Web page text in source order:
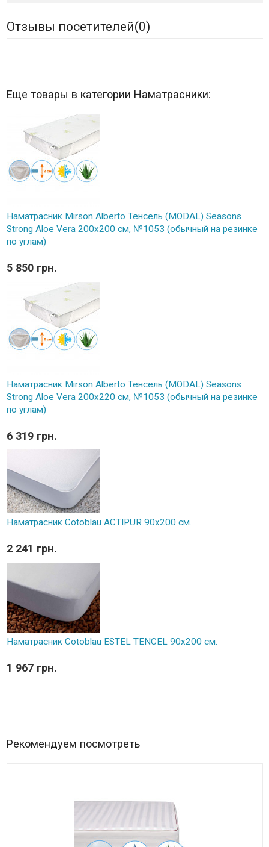
Отзывы посетителей(0)
Еще товары в категории Наматрасники:
Наматрасник Mirson Alberto Тенсель (MODAL) Seasons
Strong Aloe Vera 200x200 см, №1053 (обычный на резинке
по углам)
5 850 грн.
Наматрасник Mirson Alberto Тенсель (MODAL) Seasons
Strong Aloe Vera 200x220 см, №1053 (обычный на резинке
по углам)
6 319 грн.
Наматрасник Cotoblau ACTIPUR 90х200 см.
2 241 грн.
Наматрасник Cotoblau ESTEL TENCEL 90х200 см.
1 967 грн.
Рекомендуем посмотреть